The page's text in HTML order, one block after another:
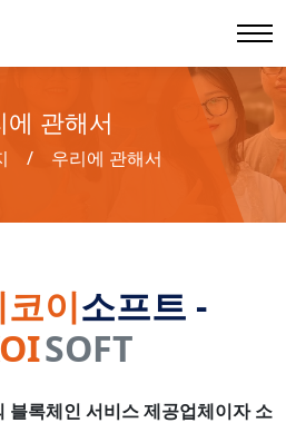
홈페이지
회사 소개
WHY US
에 관해서
/ 우리에 관해서
코이소프트 -
SOFT
록체인 서비스 제공업체이자 소